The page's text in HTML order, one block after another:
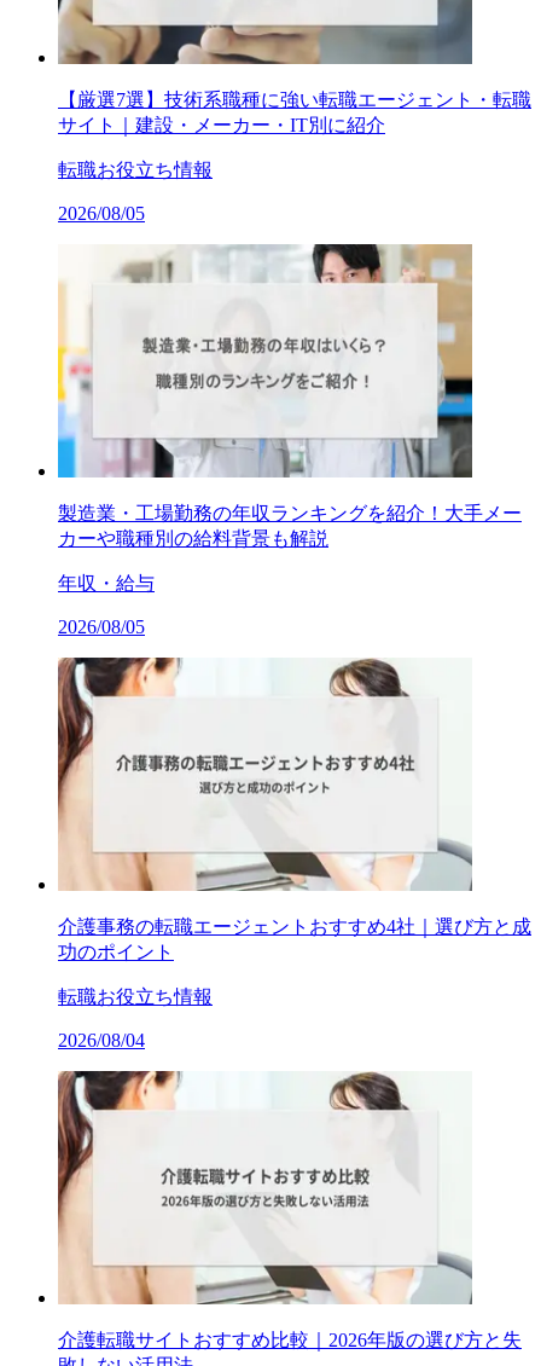
【厳選7選】技術系職種に強い転職エージェント・転職
サイト｜建設・メーカー・IT別に紹介
転職お役立ち情報
2026/08/05
製造業・工場勤務の年収ランキングを紹介！大手メー
カーや職種別の給料背景も解説
年収・給与
2026/08/05
介護事務の転職エージェントおすすめ4社｜選び方と成
功のポイント
転職お役立ち情報
2026/08/04
介護転職サイトおすすめ比較｜2026年版の選び方と失